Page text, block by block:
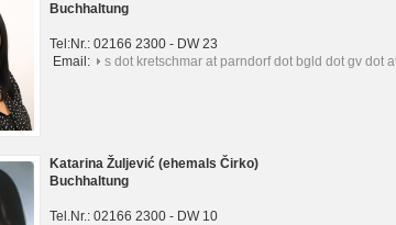
Buchhaltung
Tel:Nr.: 02166 2300 - DW 23
Email:
s dot kretschmar at parndorf dot bgld dot gv dot
Katarina Žuljević (ehemals Čirko)
Buchhaltung
Tel.Nr.: 02166 2300 - DW 10